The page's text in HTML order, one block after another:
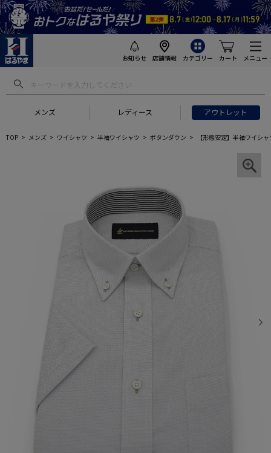
お知らせ 店舗情報 カテゴリー カート メニュー
メンズ レディース アウトレット
TOP メンズ ワイシャツ 半袖ワイシャツ ボタンダウン 【形態安定】半袖ワイシ